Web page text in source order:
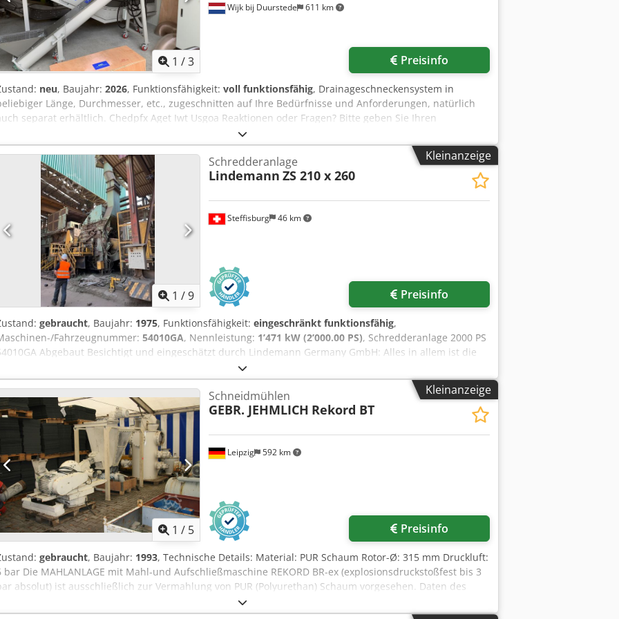
1 /3
Wijk bij Duurstede 611 km
Preisinfo
neu, Baujahr: 2026, Funktionsfähigkeit: voll funktionsfähig, Drainageschneckensystem in
Länge, Durchmesser, etc., zugeschnitten auf Ihre Bedürfnisse und Anforderungen, natürlich
separat erhältlich. Chedpfx Aget Iwt Usgoa Reaktionen oder Fragen? Bitte geben Sie Ihren
Namen, Firmennamen und Ihre Telefonnummer an.
Kleinanzeige
1 /9
Steffisburg 46 km
Schredderanlage
Lindemann ZS 210 x 260
Preisinfo
gebraucht, Baujahr: 1975, Funktionsfähigkeit: eingeschränkt funktionsfähig,
Fahrzeugnummer: 54010GA, Nennleistung: 1’471 kW (2’000.00 PS), Schredderanlage 2000 PS
Abgebaut Besichtigt und eingeschätzt durch Lindemann Germany GmbH: Alles in allem ist die
ein gutes Geschäft für einen neuen Besitzer. Chedsy Hpn Dspfx Aggoa Der Vorbesitzer
die Anlage 45 Jahre lang sehr gut. Auf Anfrage ist auch ein sehr grosses Ersatzteilpaket verfügbar.
Ersatzteil ist doppelt vorhanden. Sogar eine 2. Hammermühle ist auf Anfrage zu kaufen. Beim
und Aufbau kann geholfen, oder die komplette Anlage aufgebaut werden.
Kleinanzeige
1 / 5
Leipzig 592 km
Schneidmühlen
GEBR. JEHMLICH Rekord BT
Preisinfo
gebraucht, Baujahr: 1993, Technische Details: Material: PUR Schaum Rotor-Ø: 315 mm Druckluft:
bar Die MAHLANLAGE mit Mahl-und Aufschließmaschine REKORD BR-ex (explosionsdruckstoßfest bis 3
absolut) ist ausschließlich zur Vermahlung von PUR (Polyurethan) Schaum vorgesehen. Daten des
- vorzerkleinertes PUR-Schaumstücke max. 20mm - Feuchte so, dass Mahlgut noch
mahlen ist - Durchsatzmenge=ca. 130kg/h Antriebe: - 5 Antriebe (alle Getriebemotor) für